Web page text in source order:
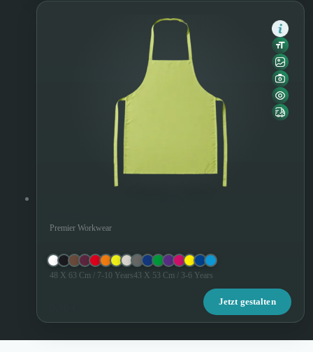
Premier Workwear
48 X 63 Cm / 7-10 Years43 X 53 Cm / 3-6 Years
Jetzt gestalten